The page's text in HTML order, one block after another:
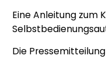
Eine Anleitung zum
Die